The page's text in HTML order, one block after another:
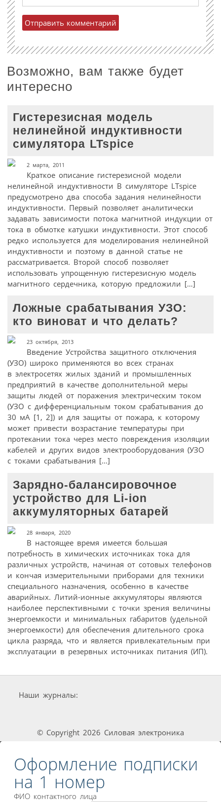
Возможно, вам также будет
интересно
Гистерезисная модель
нелинейной индуктивности
симулятора LTspice
2 марта, 2011
Краткое описание гистерезисной модели
нелинейной индуктивности В симуляторе LTspice
предусмотрено два способа задания нелинейности
индуктивности. Первый позволяет аналитически
задавать зависимости потока магнитной индукции от
тока в обмотке катушки индуктивности. Этот способ
редко используется для моделирования нелинейной
индуктивности и поэтому в данной статье не
рассматривается. Второй способ позволяет
использовать упрощенную гистерезисную модель
магнитного сердечника, которую предложили […]
Ложные срабатывания УЗО:
кто виноват и что делать?
23 октября, 2013
Введение Устройства защитного отключения
(УЗО) широко применяются во всех странах
в электросетях жилых зданий и промышленных
предприятий в качестве дополнительной меры
защиты людей от поражения электрическим током
(УЗО с дифференциальным током срабатывания до
30 мА [1, 2]) и для защиты от пожара, к которому
может привести возрастание температуры при
протекании тока через место повреждения изоляции
кабелей и других видов электрооборудования (УЗО
с токами срабатывания […]
Зарядно-балансировочное
устройство для Li-iоn
аккумуляторных батарей
28 января, 2020
В настоящее время имеется большая
потребность в химических источниках тока для
различных устройств, начиная от сотовых телефонов
и кончая измерительными приборами для техники
специального назначения, особенно в качестве
аварийных. Литий-ионные аккумуляторы являются
наиболее перспективными с точки зрения величины
энергоемкости и минимальных габаритов (удельной
энергоемкости) для обеспечения длительного срока
цикла разряда, что и является привлекательным при
эксплуатации в резервных источниках питания (ИП).
Наши журналы:
© Copyright 2026 Силовая электроника
Оформление подписки
на 1 номер
ФИО контактного лица